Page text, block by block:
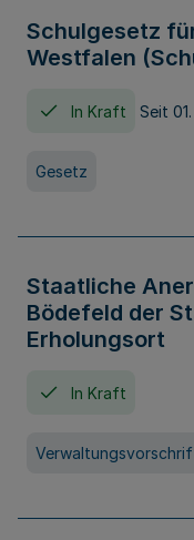
Schulgesetz
Westfalen
In Kraft Seit
Gesetz
Staatliche
Bödefeld der
Erholungsort
In Kraft